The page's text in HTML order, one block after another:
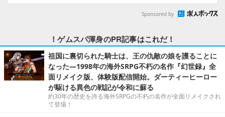
Sponsored by
！ゲムスパ渾身のPR記事はこれだ！
祖国に裏切られた騎士は、王の仇敵の娘を護ることに
なった―1998年の海外SRPG不朽の名作『幻世録』全
面リメイク版、体験版配信開始。ダーティーヒーロー
が駆ける異色の戦記が令和に蘇る
約30年の歴史を誇る海外SRPGの不朽の名作が全面リメイクされ
て登場！